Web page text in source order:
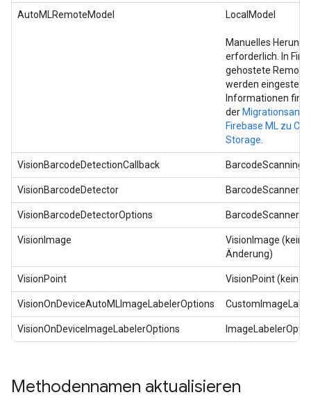
AutoMLRemoteModel LocalModel
Manuelles
erforderlich. In
gehostete
werden eingestellt.
Informationen
der
Firebase ML zu
Storage
VisionBarcodeDetectionCallback
VisionBarcodeDetector BarcodeScanner
VisionBarcodeDetectorOptions
VisionImage
VisionImage (keine
Änderung)
VisionPoint VisionPoint (keine
VisionOnDeviceAutoMLImageLabelerOptions
VisionOnDeviceImageLabelerOptions
Methodennamen aktualisieren